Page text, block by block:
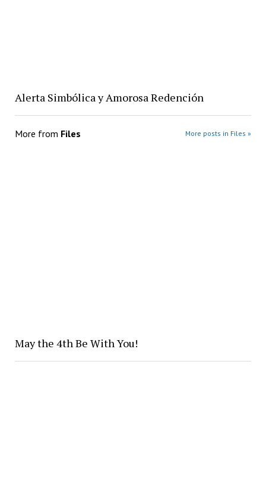
Alerta Simbólica y Amorosa Redención
More from Files More posts in Files »
May the 4th Be With You!